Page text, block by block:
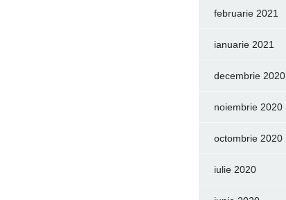
februarie 2021
ianuarie 2021
decembrie 2020
noiembrie 2020
octombrie 2020
iulie 2020